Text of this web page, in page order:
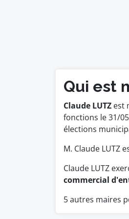
Qui est
Claude LUTZ est
fonctions le 31/
élections
M. Claude LUTZ
Claude LUTZ
commercial
5 autres maires